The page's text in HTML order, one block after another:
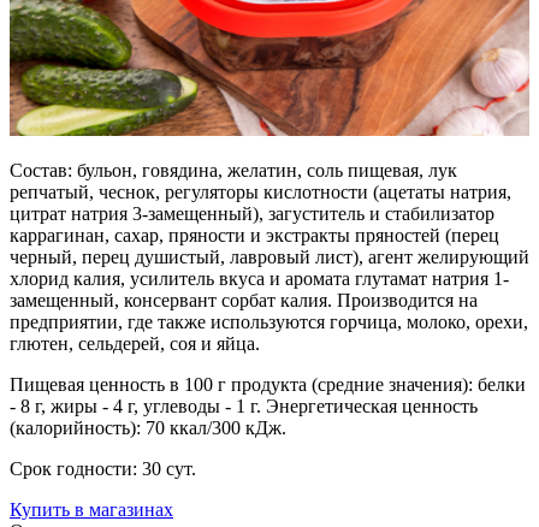
Состав: бульон, говядина, желатин, соль пищевая, лук
репчатый, чеснок, регуляторы кислотности (ацетаты натрия,
цитрат натрия 3-замещенный), загуститель и стабилизатор
каррагинан, сахар, пряности и экстракты пряностей (перец
черный, перец душистый, лавровый лист), агент желирующий
хлорид калия, усилитель вкуса и аромата глутамат натрия 1-
замещенный, консервант сорбат калия. Производится на
предприятии, где также используются горчица, молоко, орехи,
глютен, сельдерей, соя и яйца.
Пищевая ценность в 100 г продукта (средние значения): белки
- 8 г, жиры - 4 г, углеводы - 1 г. Энергетическая ценность
(калорийность): 70 ккал/300 кДж.
Срок годности: 30 сут.
Купить в магазинах